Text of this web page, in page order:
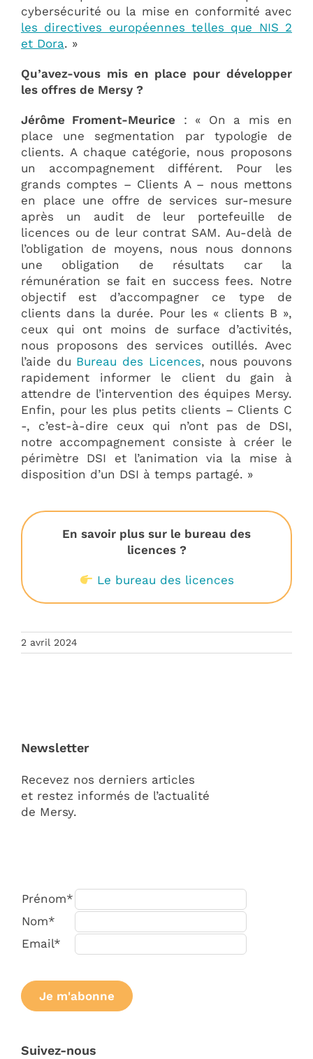
cybersécurité ou la mise en conformité avec
les directives européennes telles que NIS 2
et Dora. »
Qu’avez-vous mis en place pour développer
les offres de Mersy ?
Jérôme Froment-Meurice : « On a mis en
place une segmentation par typologie de
clients. A chaque catégorie, nous proposons
un accompagnement différent. Pour les
grands comptes – Clients A – nous mettons
en place une offre de services sur-mesure
après un audit de leur portefeuille de
licences ou de leur contrat SAM. Au-delà de
l’obligation de moyens, nous nous donnons
une obligation de résultats car la
rémunération se fait en success fees. Notre
objectif est d’accompagner ce type de
clients dans la durée. Pour les « clients B »,
ceux qui ont moins de surface d’activités,
nous proposons des services outillés. Avec
l’aide du Bureau des Licences, nous pouvons
rapidement informer le client du gain à
attendre de l’intervention des équipes Mersy.
Enfin, pour les plus petits clients – Clients C
-, c’est-à-dire ceux qui n’ont pas de DSI,
notre accompagnement consiste à créer le
périmètre DSI et l’animation via la mise à
disposition d’un DSI à temps partagé. »
En savoir plus sur le bureau des
licences ?
Le bureau des licences
2 avril 2024
Newsletter
Recevez nos derniers articles
et restez informés de l’actualité
de Mersy.
Prénom*
Nom*
Email*
Suivez-nous